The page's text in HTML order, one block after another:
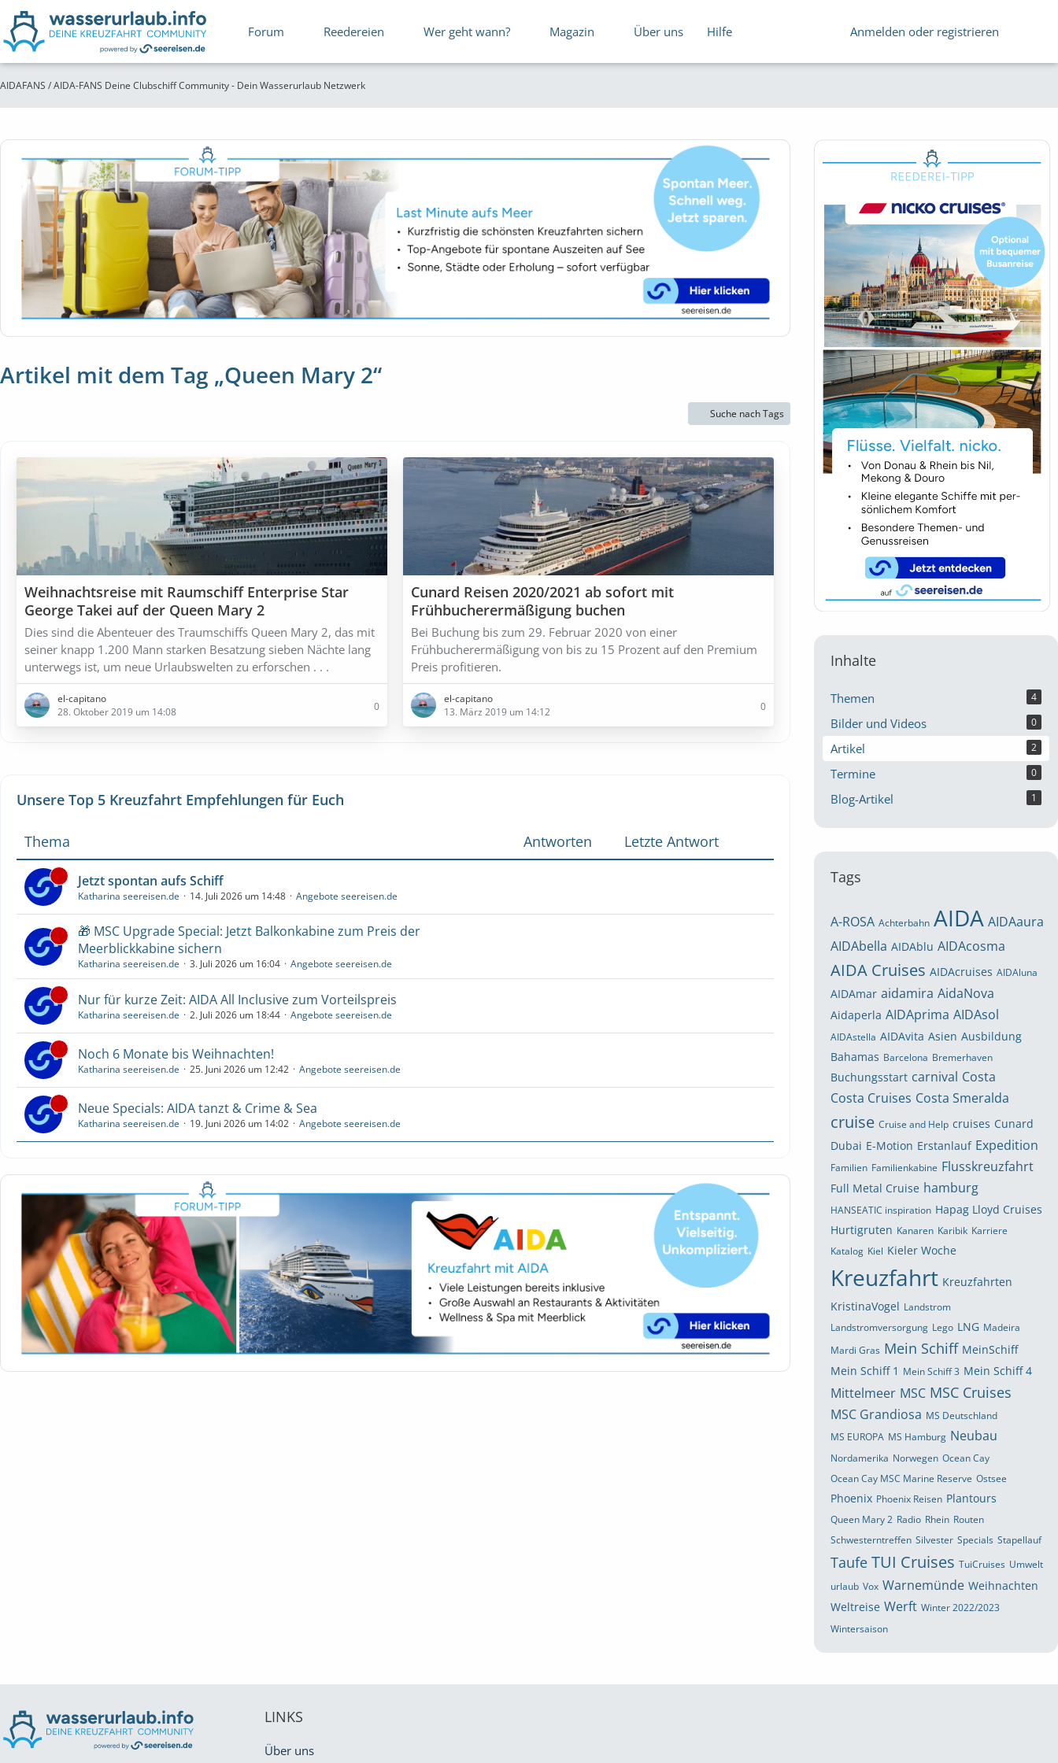
Forum Reedereien Wer geht wann? Magazin Über uns Hilfe Anmelden oder registrieren
AIDAFANS / AIDA-FANS Deine Clubschiff Community - Dein Wasserurlaub Netzwerk
Artikel mit dem Tag „Queen Mary 2“
Suche nach Tags
Weihnachtsreise mit Raumschiff Enterprise Star
George Takei auf der Queen Mary 2
Dies sind die Abenteuer des Traumschiffs Queen Mary 2, das mit
seiner knapp 1.200 Mann starken Besatzung sieben Nächte lang
unterwegs ist, um neue Urlaubswelten zu erforschen . . .
el-capitano
28. Oktober 2019 um 14:08
0
Cunard Reisen 2020/2021 ab sofort mit
Frühbucherermäßigung buchen
Bei Buchung bis zum 29. Februar 2020 von einer
Frühbucherermäßigung von bis zu 15 Prozent auf den Premium
Preis profitieren.
el-capitano
13. März 2019 um 14:12
0
Unsere Top 5 Kreuzfahrt Empfehlungen für Euch
Thema Antworten Letzte Antwort
Jetzt spontan aufs Schiff
Katharina seereisen.de 14. Juli 2026 um 14:48 Angebote seereisen.de
🎁 MSC Upgrade Special: Jetzt Balkonkabine zum Preis der
Meerblickkabine sichern
Katharina seereisen.de 3. Juli 2026 um 16:04 Angebote seereisen.de
Nur für kurze Zeit: AIDA All Inclusive zum Vorteilspreis
Katharina seereisen.de 2. Juli 2026 um 18:44 Angebote seereisen.de
Noch 6 Monate bis Weihnachten!
Katharina seereisen.de 25. Juni 2026 um 12:42 Angebote seereisen.de
Neue Specials: AIDA tanzt & Crime & Sea
Katharina seereisen.de 19. Juni 2026 um 14:02 Angebote seereisen.de
Inhalte
Themen 4
Bilder und Videos 0
Artikel 2
Termine 0
Blog-Artikel 1
Tags
A-ROSA Achterbahn AIDA AIDAaura
AIDAbella AIDAblu AIDAcosma
AIDA Cruises AIDAcruises AIDAluna
AIDAmar aidamira AidaNova
Aidaperla AIDAprima AIDAsol
AIDAstella AIDAvita Asien Ausbildung
Bahamas Barcelona Bremerhaven
Buchungsstart carnival Costa
Costa Cruises Costa Smeralda
cruise Cruise and Help cruises Cunard
Dubai E-Motion Erstanlauf Expedition
Familien Familienkabine Flusskreuzfahrt
Full Metal Cruise hamburg
HANSEATIC inspiration Hapag Lloyd Cruises
Hurtigruten Kanaren Karibik Karriere
Katalog Kiel Kieler Woche
Kreuzfahrt Kreuzfahrten
KristinaVogel Landstrom
Landstromversorgung Lego LNG Madeira
Mardi Gras Mein Schiff MeinSchiff
Mein Schiff 1 Mein Schiff 3 Mein Schiff 4
Mittelmeer MSC MSC Cruises
MSC Grandiosa MS Deutschland
MS EUROPA MS Hamburg Neubau
Nordamerika Norwegen Ocean Cay
Ocean Cay MSC Marine Reserve Ostsee
Phoenix Phoenix Reisen Plantours
Queen Mary 2 Radio Rhein Routen
Schwesterntreffen Silvester Specials Stapellauf
Taufe TUI Cruises TuiCruises Umwelt
urlaub Vox Warnemünde Weihnachten
Weltreise Werft Winter 2022/2023
Wintersaison
LINKS
Über uns